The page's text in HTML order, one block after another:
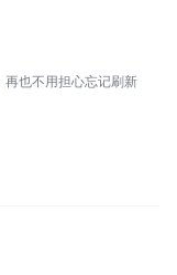
再也不用担心忘记刷新